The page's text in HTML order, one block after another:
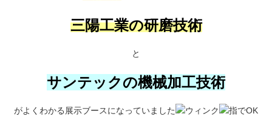
三陽工業の研磨技術
と
サンテックの機械加工技術
がよくわかる展示ブースになっていました